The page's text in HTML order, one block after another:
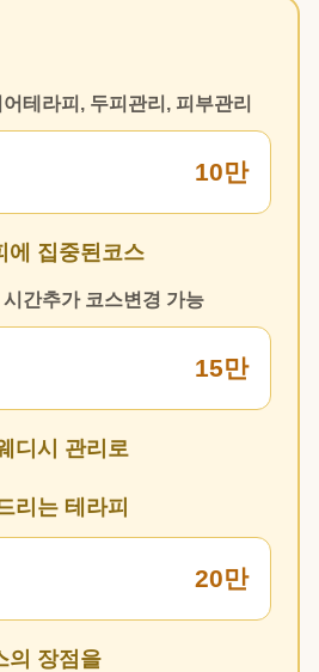
테라피, 두피관리, 피부관리
10만
에 집중된코스
간추가 코스변경 가능
15만
디시 관리로
리는 테라피
20만
의 장점을